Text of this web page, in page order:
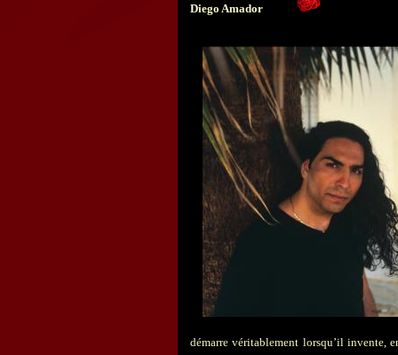
Diego Amador
démarre véritablement lorsqu’il invente,